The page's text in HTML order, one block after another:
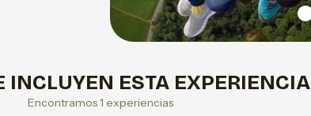
INCLUYEN ESTA EXPERIENCIA
Encontramos 1 experiencias